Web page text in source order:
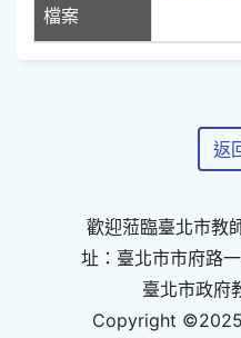
檔案
返
歡迎蒞臨臺北市
址：臺北市市府路
臺北市政府
Copyright